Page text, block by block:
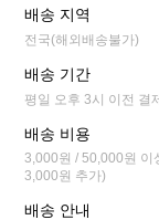
배송 지역
전국(해외배송불가)
배송 기간
평일 오후 3시 이전 결
배송 비용
3,000원 / 50,000원 이
3,000원 추가)
배송 안내